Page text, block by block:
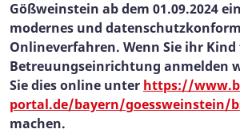
Gößweinstein ab dem 01.09.2024
modernes und
Onlineverfahren. Wenn Sie ihr
Betreuungseinrichtung anmelden
Sie dies online unter https://
portal.de/bayern/goessweinstein/
machen.